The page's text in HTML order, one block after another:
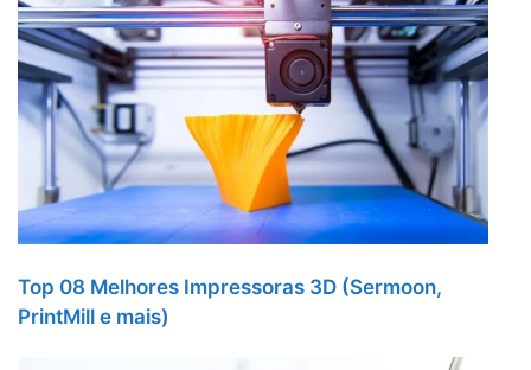
Top 08 Melhores Impressoras 3D (Sermoon,
PrintMill e mais)